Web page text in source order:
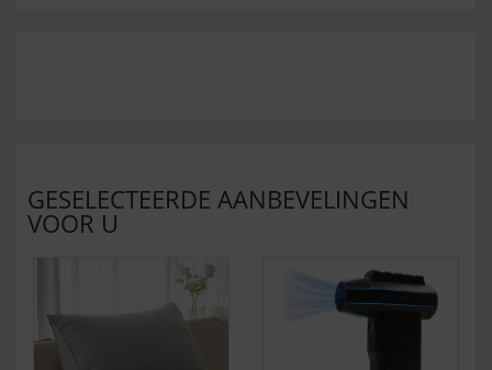
GESELECTEERDE AANBEVELINGEN
VOOR U